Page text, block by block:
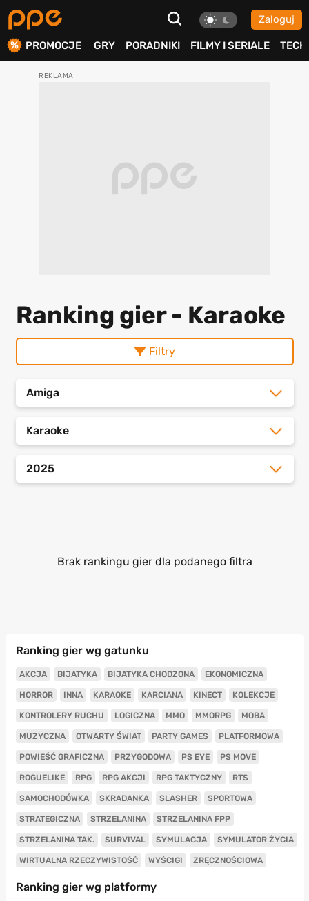
Zaloguj
PROMOCJE GRY PORADNIKI FILMY I SERIALE TECH
Ranking gier - Karaoke
Filtry
Amiga
Karaoke
2025
Brak rankingu gier dla podanego filtra
Ranking gier wg gatunku
AKCJA BIJATYKA BIJATYKA CHODZONA EKONOMICZNA
HORROR INNA KARAOKE KARCIANA KINECT KOLEKCJE
KONTROLERY RUCHU LOGICZNA MMO MMORPG MOBA
MUZYCZNA OTWARTY ŚWIAT PARTY GAMES PLATFORMOWA
POWIEŚĆ GRAFICZNA PRZYGODOWA PS EYE PS MOVE
ROGUELIKE RPG RPG AKCJI RPG TAKTYCZNY RTS
SAMOCHODÓWKA SKRADANKA SLASHER SPORTOWA
STRATEGICZNA STRZELANINA STRZELANINA FPP
STRZELANINA TAK. SURVIVAL SYMULACJA SYMULATOR ŻYCIA
WIRTUALNA RZECZYWISTOŚĆ WYŚCIGI ZRĘCZNOŚCIOWA
Ranking gier wg platformy